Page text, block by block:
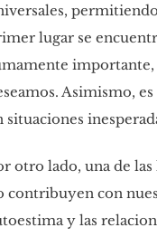
lugar se
importante,
Asimismo,
situaciones
otro lado, una de las
contribuyen con
y las